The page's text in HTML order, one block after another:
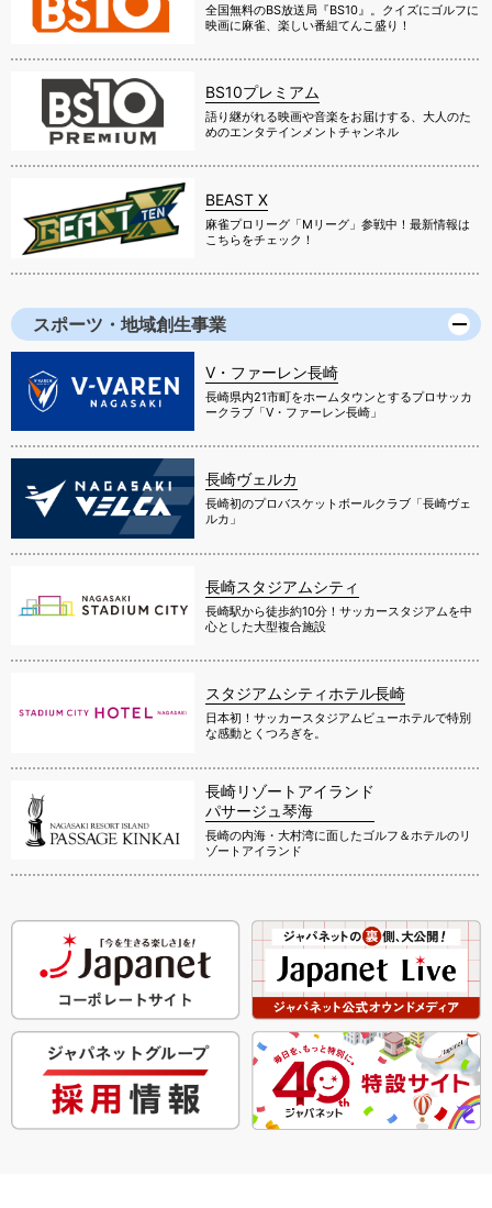
全国無料のBS放送局『BS10』。クイズにゴルフに
映画に麻雀、楽しい番組てんこ盛り！
BS10プレミアム
語り継がれる映画や音楽をお届けする、大人のた
めのエンタテインメントチャンネル
BEAST X
麻雀プロリーグ「Mリーグ」参戦中！最新情報は
こちらをチェック！
スポーツ・地域創生事業
V・ファーレン長崎
長崎県内21市町をホームタウンとするプロサッカ
ークラブ「V・ファーレン長崎」
長崎ヴェルカ
長崎初のプロバスケットボールクラブ「長崎ヴェ
ルカ」
長崎スタジアムシティ
長崎駅から徒歩約10分！サッカースタジアムを中
心とした大型複合施設
スタジアムシティホテル長崎
日本初！サッカースタジアムビューホテルで特別
な感動とくつろぎを。
長崎リゾートアイランド
パサージュ琴海
長崎の内海・大村湾に面したゴルフ＆ホテルのリ
ゾートアイランド